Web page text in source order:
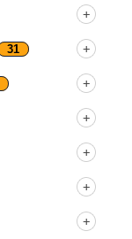
31